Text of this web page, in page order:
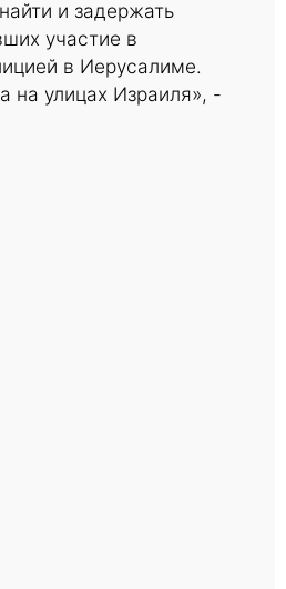
и задержать
участие в
в Иерусалиме.
на улицах Израиля», -